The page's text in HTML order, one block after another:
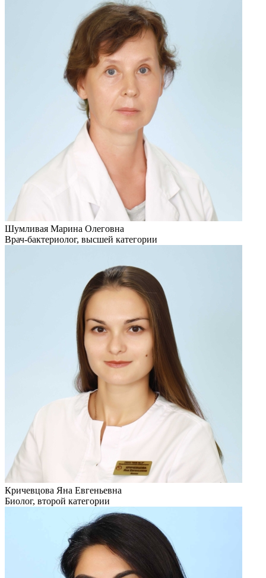
Шумливая Марина Олеговна
Врач-бактериолог, высшей категории
Кричевцова Яна Евгеньевна
Биолог, второй категории